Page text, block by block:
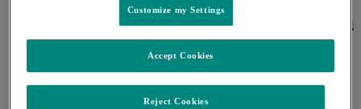
腫）
キイトルーダ®（原発性縦隔大細胞型B細胞
リンパ腫（PMBCL））
キイトルーダ®（MSI-High固形癌）
キイトルーダ®（MSI-High結腸・直腸癌）
Customize my Settings
Reject Cookies
Accept Cookies